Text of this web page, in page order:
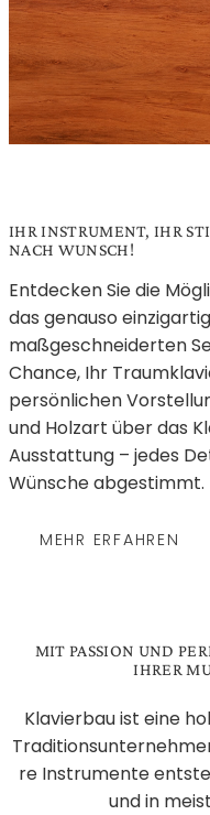
IHR INSTRUMENT, IHR
NACH WUNSCH!
Entdecken Sie die
das genauso
maßgeschneiderten
Chance, Ihr
persönlichen
und Holzart über das
Ausstattung – jedes
Wünsche abgestimmt.
MEHR ERFAHREN
MIT PASSION UND
IHRER
Kla­vier­bau ist ei­ne
re In­stru­men­te
und in